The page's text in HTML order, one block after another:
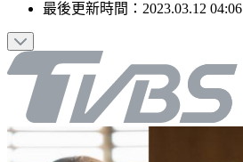
最後更新時間： 2023.03.12 04:06